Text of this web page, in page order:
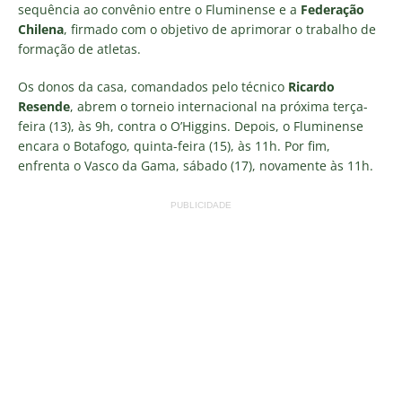
sequência ao convênio entre o Fluminense e a Federação
Chilena, firmado com o objetivo de aprimorar o trabalho de
formação de atletas.
Os donos da casa, comandados pelo técnico Ricardo
Resende, abrem o torneio internacional na próxima terça-
feira (13), às 9h, contra o O’Higgins. Depois, o Fluminense
encara o Botafogo, quinta-feira (15), às 11h. Por fim,
enfrenta o Vasco da Gama, sábado (17), novamente às 11h.
PUBLICIDADE